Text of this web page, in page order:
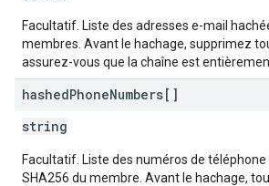
Facultatif. Liste des adresses e-mail
membres. Avant le hachage, supprimez
assurez-vous que la chaîne est
hashedPhoneNumbers[]
string
Facultatif. Liste des numéros de
SHA256 du membre. Avant le hachage,